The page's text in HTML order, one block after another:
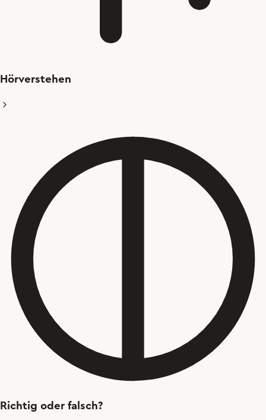
Hörverstehen
Richtig oder falsch?